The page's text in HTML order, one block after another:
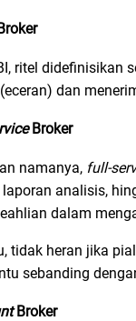
ritel didefinisikan
dan
Broker
namanya, full-
analisis,
dalam
tidak heran jika
sebanding
Broker